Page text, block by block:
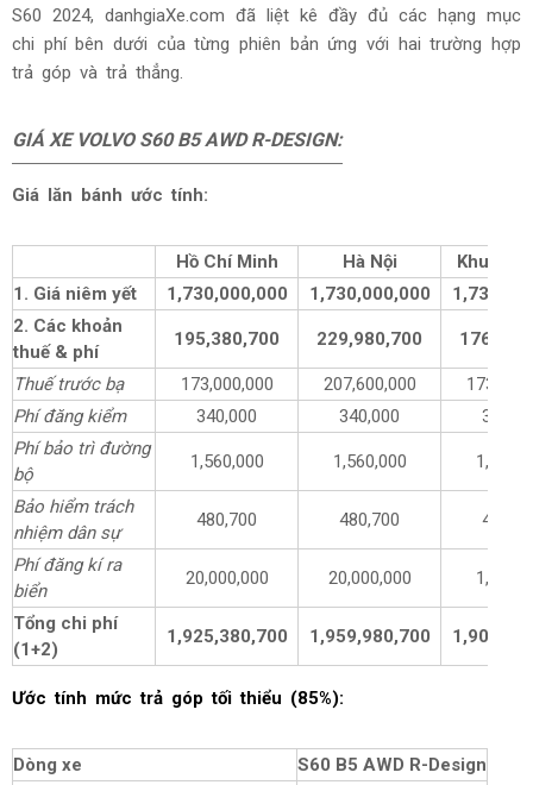
S60 2024, danhgiaXe.com đã liệt kê đầy đủ các hạng mục
chi phí bên dưới của từng phiên bản ứng với hai trường hợp
trả góp và trả thẳng.
GIÁ XE VOLVO S60 B5 AWD R-DESIGN:
Giá lăn bánh ước tính:
Hồ Chí Minh Hà Nội
Khu vực
1. Giá niêm yết
1,730,000,000 1,730,000,000
2. Các khoản
thuế & phí
195,380,700 229,980,700
Thuế trước bạ 173,000,000 207,600,000
Phí đăng kiểm
340,000 340,000
Phí bảo trì đường
bộ
1,560,000 1,560,000
Bảo hiểm trách
nhiệm dân sự
480,700 480,700
Phí đăng kí ra
biển
20,000,000 20,000,000
Tổng chi phí
(1+2)
1,925,380,700 1,959,980,700
Ước tính mức trả góp tối thiểu (85%):
Dòng xe
S60 B5 AWD R-Design